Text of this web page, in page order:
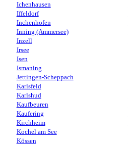
Ichenhausen
Iffeldorf
Inchenhofen
Inning (Ammersee)
Inzell
Irsee
Isen
Ismaning
Jettingen-Scheppach
Karlsfeld
Karlshud
Kaufbeuren
Kaufering
Kirchheim
Kochel am See
Kössen